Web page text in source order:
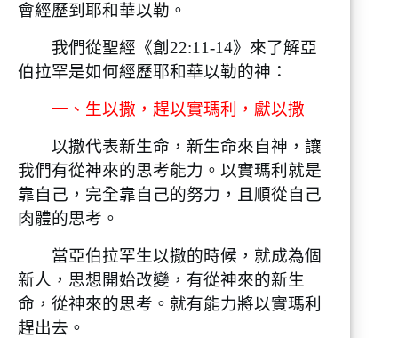
會經歷到耶和華以勒。
我們從聖經《創22:11-14》來了解亞
伯拉罕是如何經歷耶和華以勒的神：
一、生以撒，趕以實瑪利，獻以撒
以撒代表新生命，新生命來自神，讓
我們有從神來的思考能力。以實瑪利就是
靠自己，完全靠自己的努力，且順從自己
肉體的思考。
當亞伯拉罕生以撒的時候，就成為個
新人，思想開始改變，有從神來的新生
命，從神來的思考。就有能力將以實瑪利
趕出去。